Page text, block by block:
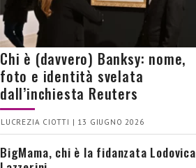
Chi è (davvero) Banksy: nome,
foto e identità svelata
dall’inchiesta Reuters
LUCREZIA CIOTTI | 13 GIUGNO 2026
BigMama, chi è la fidanzata Lodovica